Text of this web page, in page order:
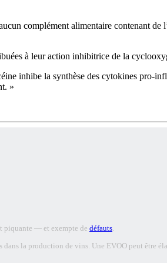
complément alimentaire contenant de
à leur action inhibitrice de la
inhibe la synthèse des cytokines pro-
»
piquante — et exempte de défauts
la production de vins. Une EVOO peut être